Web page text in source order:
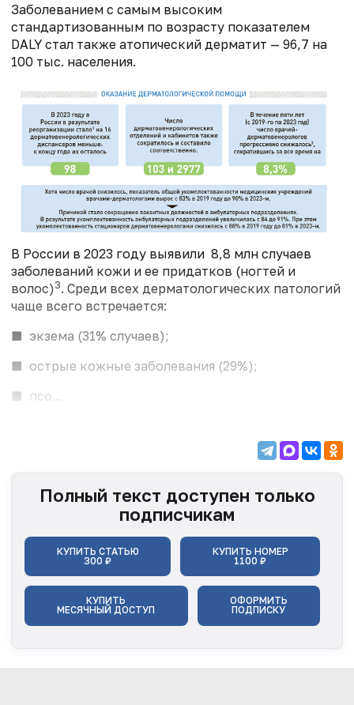
Заболеванием с самым высоким
стандартизованным по возрасту показателем
DALY стал также атопический дерматит — 96,7 на
100 тыс. населения.
В России в 2023 году выявили 8,8 млн случаев
заболеваний кожи и ее придатков (ногтей и
волос) 3. Среди всех дерматологических патологий
чаще всего встречается:
■ экзема (31% случаев);
■ острые кожные заболевания (29%);
■ псо...
Полный текст доступен только
подписчикам
КУПИТЬ СТАТЬЮ
300 ₽
КУПИТЬ НОМЕР
1100 ₽
КУПИТЬ
МЕСЯЧНЫЙ ДОСТУП
ОФОРМИТЬ
ПОДПИСКУ